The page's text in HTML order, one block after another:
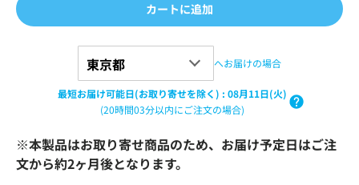
カートに追加
へお届けの場合
最短お届け可能日(お取り寄せを除く) : 08月11日(火)
(20時間03分以内にご注文の場合)
※本製品はお取り寄せ商品のため、お届け予定日はご注
文から約2ヶ月後となります。